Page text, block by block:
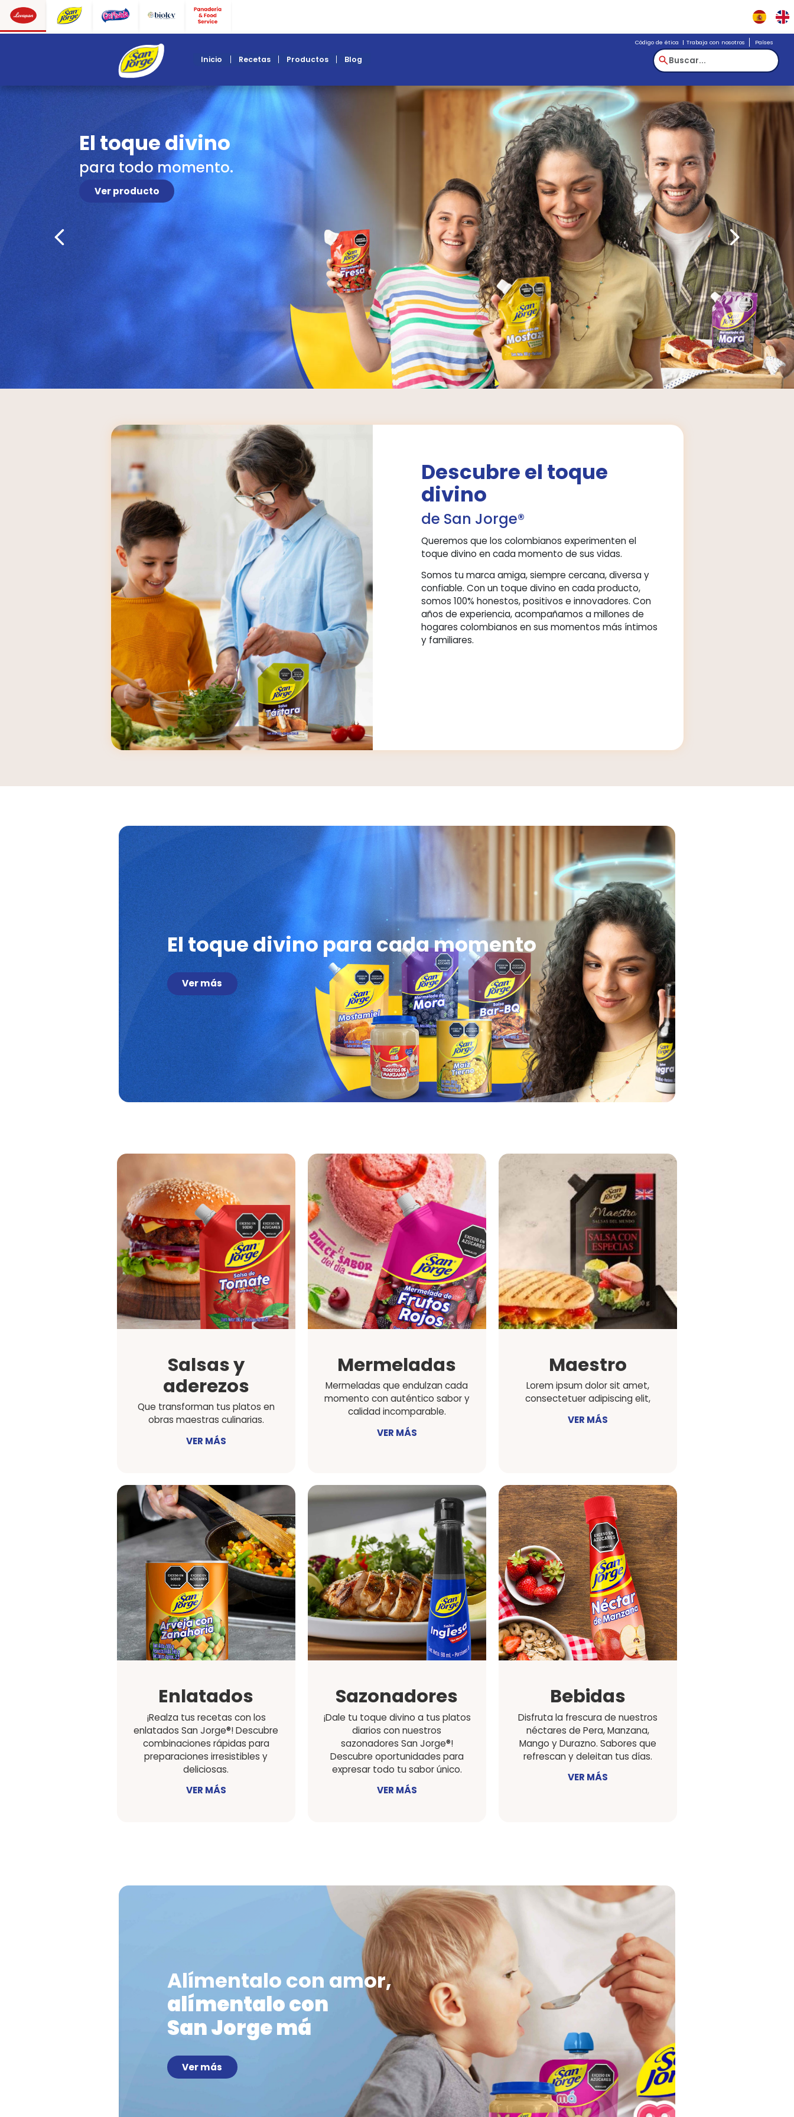
Código de
Explora delicias
irresistibles
en nuestro blog de recetas
San Jorge. ¡Inspírate y
disfruta de sabores únicos!
Descubre el toque
divino
de San Jorge®
Queremos que los colombianos experimenten el
y familiares.
El toque divino para cada momento
Ver más
Salsas y
aderezos
Que transforman tus platos en
VER MÁS
Mermeladas
Mermeladas que endulzan cada
momento con auténtico sabor y
calidad incomparable.
Maestro
Lorem ipsum dolor sit amet,
consectetuer adipiscing elit,
Enlatados
¡Realza tus recetas con los
enlatados San Jorge®! Descubre
preparaciones irresistibles y
deliciosas.
Sazonadores
¡Dale tu toque divino a tus platos
diarios con nuestros
sazonadores San Jorge®!
Descubre oportunidades para
expresar todo tu sabor único.
VER MÁS
Bebidas
Disfruta la frescura de nuestros
néctares de Pera, Manzana,
Mango y Durazno. Sabores que
refrescan y deleitan tus días.
VER MÁS